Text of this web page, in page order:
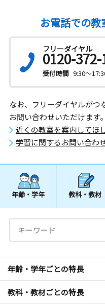
お電話での教
フリーダイヤル
0120-
受付時間 9:30～
なお、フリーダイヤルがつ
お問い合わせいただけます。
近くの教室を案内してほ
学習に関するお問い合わ
年齢・学年 教科・教材
年齢・学年ごとの特長
教科・教材ごとの特長